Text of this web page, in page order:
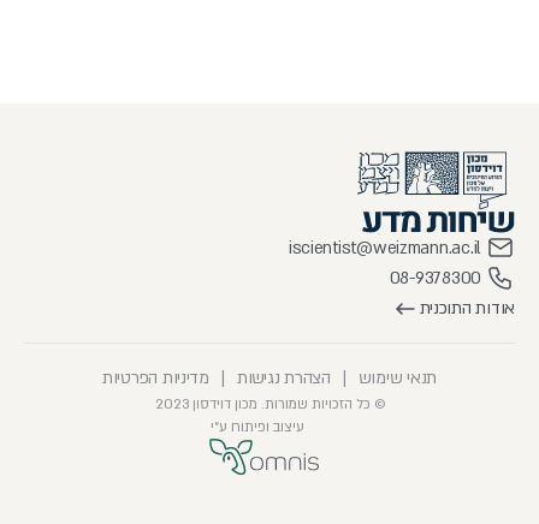
אודות התוכנית
08-9378300
iscientist@weizmann.ac.il
© כל הזכויות שמורות. מכון דוידסון 2023
עיצוב ופיתוח ע״י
תנאי שימוש | הצהרת נגישות | מדיניות הפרטיות